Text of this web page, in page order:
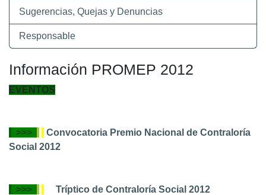
Sugerencias, Quejas y Denuncias
Responsable
Información PROMEP 2012
EVENTOS
>>>
Convocatoria Premio Nacional de Contraloría
Social 2012
>>> Tríptico de Contraloría Social 2012